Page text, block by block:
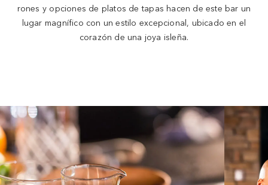
rones y opciones de platos de tapas hacen de este bar un
lugar magnífico con un estilo excepcional, ubicado en el
corazón de una joya isleña.